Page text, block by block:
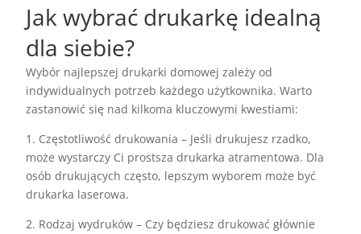
Jak wybrać drukarkę idealną
dla siebie?
Wybór najlepszej drukarki domowej zależy od
indywidualnych potrzeb każdego użytkownika. Warto
zastanowić się nad kilkoma kluczowymi kwestiami:
1. Częstotliwość drukowania – Jeśli drukujesz rzadko,
może wystarczy Ci prostsza drukarka atramentowa. Dla
osób drukujących często, lepszym wyborem może być
drukarka laserowa.
2. Rodzaj wydruków – Czy będziesz drukować głównie